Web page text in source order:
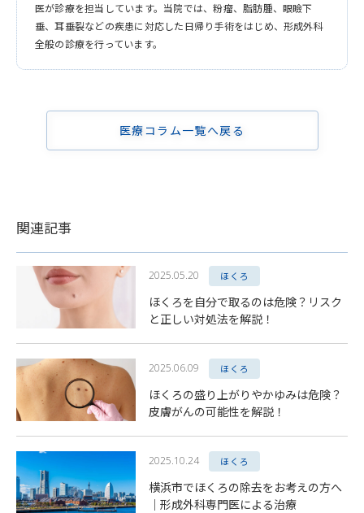
医が診療を担当しています。当院では、粉瘤、脂肪腫、眼瞼下
垂、耳垂裂などの疾患に対応した日帰り手術をはじめ、形成外科
全般の診療を行っています。
医療コラム一覧へ戻る
関連記事
2025.05.20 ほくろ
ほくろを自分で取るのは危険？リスク
と正しい対処法を解説！
2025.06.09 ほくろ
ほくろの盛り上がりやかゆみは危険？
皮膚がんの可能性を解説！
2025.10.24 ほくろ
横浜市でほくろの除去をお考えの方へ
｜形成外科専門医による治療